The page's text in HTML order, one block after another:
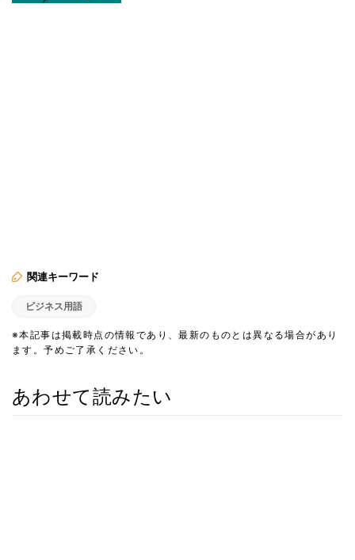
関連キーワード
ビジネス用語
※本記事は掲載時点の情報であり、最新のものとは異なる場合があり
ます。予めご了承ください。
あわせて読みたい